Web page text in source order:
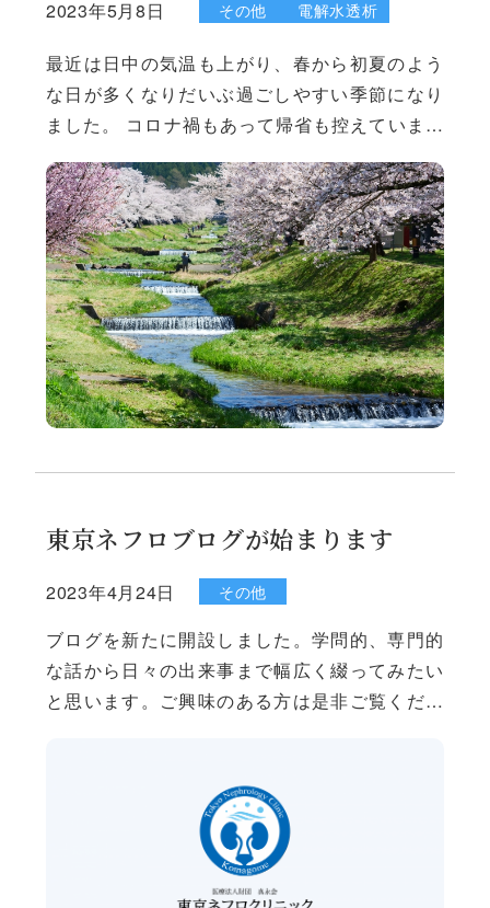
2023年5月8日 その他 電解水透析
最近は日中の気温も上がり、春から初夏のよう
な日が多くなりだいぶ過ごしやすい季節になり
ました。 コロナ禍もあって帰省も控えていまし
りの帰省をしました。新緑がとても鮮やかで、
それだけでも自然の豊かさに心が穏やかになり
ました。 帰省した時にいつも感じていることが
あります。入浴した後に髪はサラサラとまとま
りやすく、肌に触れた時に髪と肌の質感の良さ
を感じるのです。福
東京ネフロブログが始まります
2023年4月24日 その他
ブログを新たに開設しました。学問的、専門的
な話から日々の出来事まで幅広く綴ってみたい
と思います。ご興味のある方は是非ご覧くださ